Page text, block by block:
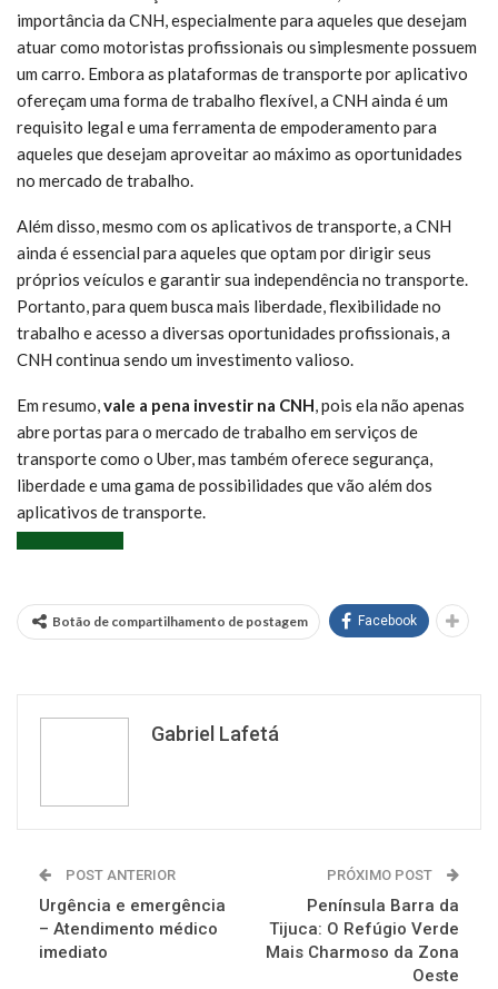
importância da CNH, especialmente para aqueles que desejam
atuar como motoristas profissionais ou simplesmente possuem
um carro. Embora as plataformas de transporte por aplicativo
ofereçam uma forma de trabalho flexível, a CNH ainda é um
requisito legal e uma ferramenta de empoderamento para
aqueles que desejam aproveitar ao máximo as oportunidades
no mercado de trabalho.
Além disso, mesmo com os aplicativos de transporte, a CNH
ainda é essencial para aqueles que optam por dirigir seus
próprios veículos e garantir sua independência no transporte.
Portanto, para quem busca mais liberdade, flexibilidade no
trabalho e acesso a diversas oportunidades profissionais, a
CNH continua sendo um investimento valioso.
Em resumo,vale a pena investir na CNH, pois ela não apenas
abre portas para o mercado de trabalho em serviços de
transporte como o Uber, mas também oferece segurança,
liberdade e uma gama de possibilidades que vão além dos
aplicativos de transporte.
Botão de compartilhamento de postagem Facebook
Gabriel Lafetá
POST ANTERIOR
Urgência e emergência
– Atendimento médico
imediato
PRÓXIMO POST
Península Barra da
Tijuca: O Refúgio Verde
Mais Charmoso da Zona
Oeste